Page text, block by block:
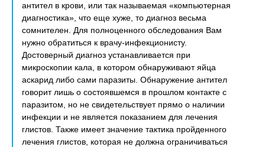
антител в крови, или так называемая «компьютерная
диагностика», что еще хуже, то диагноз весьма
сомнителен. Для полноценного обследования Вам
нужно обратиться к врачу-инфекционисту.
Достоверный диагноз устанавливается при
микроскопии кала, в котором обнаруживают яйца
аскарид либо сами паразиты. Обнаружение антител
говорит лишь о состоявшемся в прошлом контакте с
паразитом, но не свидетельствует прямо о наличии
инфекции и не является показанием для лечения
глистов. Также имеет значение тактика пройденного
лечения глистов, которая не должна ограничиваться